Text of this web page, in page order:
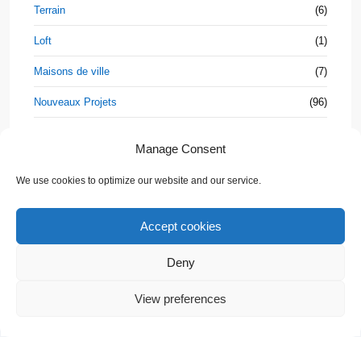
Manage Consent
We use cookies to optimize our website and our service.
Accept cookies
Deny
View preferences
Terrain (6)
Loft (1)
Maisons de ville (7)
Nouveaux Projets (96)